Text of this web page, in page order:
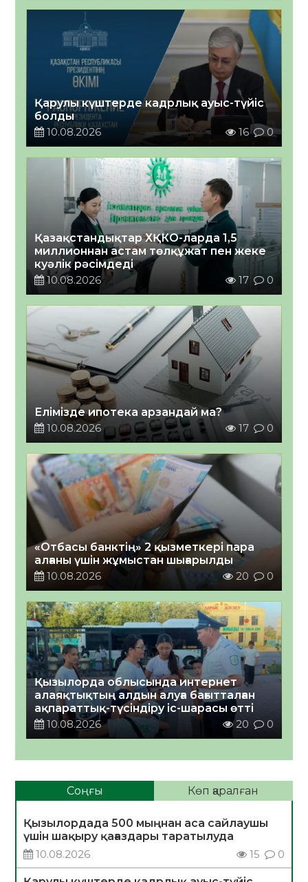
Қарулы күштерде кадрлық ауыс-түйіс
болды
10.08.2026
16 0
Қазақстандықтар ХҚКО-ларда 1,5
миллионнан астам төлқұжат пен жеке
куәлік рәсімдеді
10.08.2026
17 0
Елімізде ипотека арзандай ма?
10.08.2026
17 0
«Отбасы банктің» 2 қызметкері пара
алғаны үшін жұмыстан шығарылды
10.08.2026
20 0
Қызылорда облысында интернет
алаяқтықтың алдын алуға бағытталған
ақпараттық-түсіндіру іс-шарасы өтті
10.08.2026
20 0
Соңғы Көп қаралған
Қызылордада 500 мыңнан аса сайлаушы
үшін шақыру қағаздары таратылуда
10.08.2026
15 0